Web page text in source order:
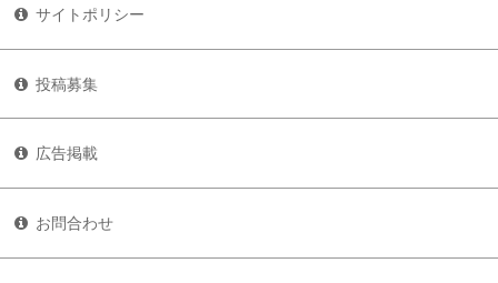
サイトポリシー
投稿募集
広告掲載
お問合わせ